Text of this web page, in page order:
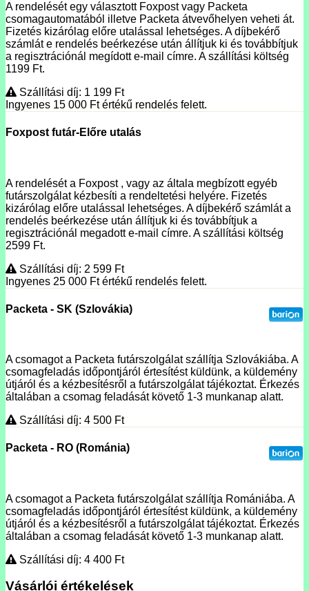
A rendelését egy választott Foxpost vagy Packeta
csomagautomatából illetve Packeta átvevőhelyen veheti át.
Fizetés kizárólag előre utalással lehetséges. A díjbekérő
számlát e rendelés beérkezése után állítjuk ki és továbbítjuk
a regisztrációnál megídott e-mail címre. A szállítási költség
1199 Ft.
Szállítási díj: 1 199 Ft
Ingyenes 15 000 Ftértékű rendelés felett.
Foxpost futár-Előre utalás
A rendelését a Foxpost , vagy az általa megbízott egyéb
futárszolgálat kézbesíti a rendeltetési helyére. Fizetés
kizárólag előre utalással lehetséges. A díjbekérő számlát a
rendelés beérkezése után állítjuk ki és továbbítjuk a
regisztrációnál megadott e-mail címre. A szállítási költség
2599 Ft.
Szállítási díj: 2 599 Ft
Ingyenes 25 000 Ftértékű rendelés felett.
Packeta - SK (Szlovákia)
A csomagot a Packeta futárszolgálat szállítja Szlovákiába. A
csomagfeladás időpontjáról értesítést küldünk, a küldemény
útjáról és a kézbesítésről a futárszolgálat tájékoztat. Érkezés
általában a csomag feladását követő 1-3 munkanap alatt.
Szállítási díj: 4 500 Ft
Packeta - RO (Románia)
A csomagot a Packeta futárszolgálat szállítja Romániába. A
csomagfeladás időpontjáról értesítést küldünk, a küldemény
útjáról és a kézbesítésről a futárszolgálat tájékoztat. Érkezés
általában a csomag feladását követő 1-3 munkanap alatt.
Szállítási díj: 4 400 Ft
Vásárlói értékelések